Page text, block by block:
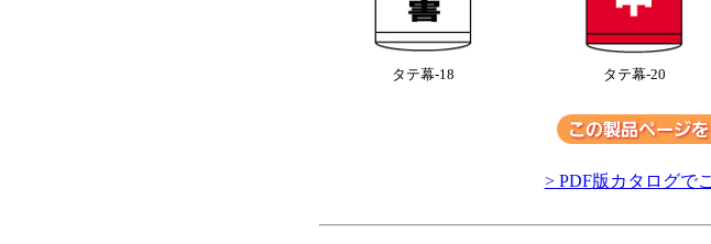
タテ幕-18 タテ幕-20
> PDF版カタログで